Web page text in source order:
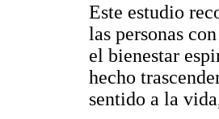
Este estudio
las personas
el bienestar
hecho
sentido a la